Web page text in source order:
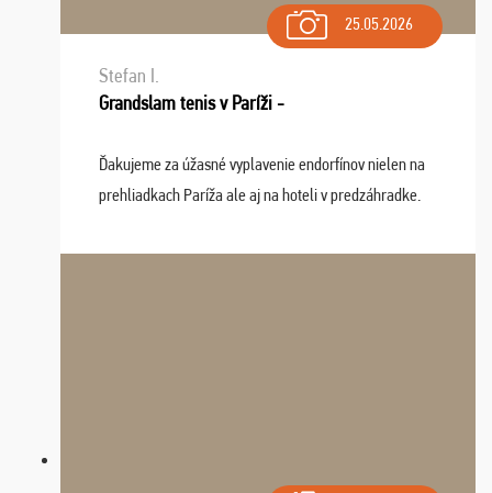
25.05.2026
Stefan I.
Grandslam tenis v Paríži -
Ďakujeme za úžasné vyplavenie endorfínov nielen na
prehliadkach Paríža ale aj na hoteli v predzáhradke.
spomínať a zväžujeme repete budúci rok : ...